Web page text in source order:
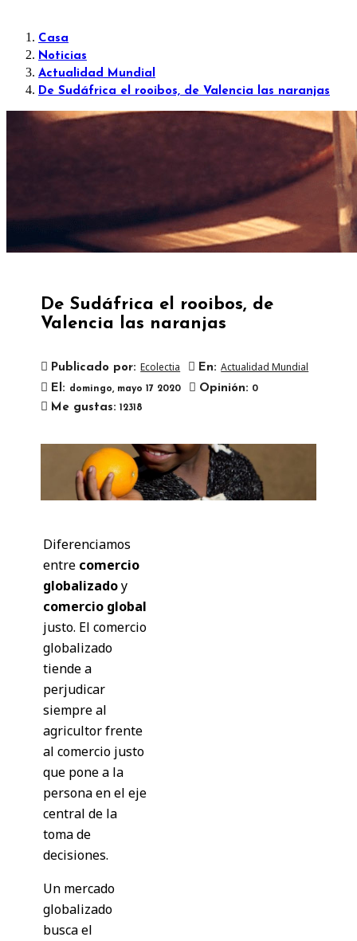
Casa
Noticias
Actualidad Mundial
De Sudáfrica el rooibos, de Valencia las naranjas
De Sudáfrica el rooibos, de
Valencia las naranjas
Publicado por:Ecolectia En:Actualidad Mundial
El: domingo, mayo 17 2020 Opinión: 0
 Me gustas: 12318
Diferenciamos
entre comercio
globalizadoy
comercio global
justo. El comercio
globalizado
tiende a
perjudicar
siempre al
agricultor frente
al comercio justo
que pone a la
persona en el eje
central de la
toma de
decisiones.
Un mercado
globalizado
busca el